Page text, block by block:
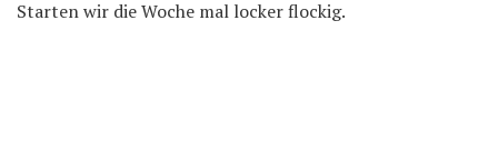
Starten wir die Woche mal locker flockig.